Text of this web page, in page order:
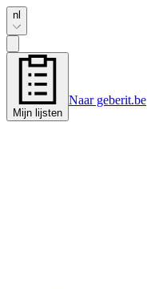
nl
Mijn lijsten
Naar geberit.be